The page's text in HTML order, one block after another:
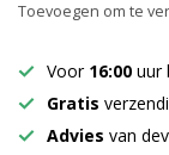
Toevoegen om te
Voor 16:00 uur
Gratis
Advies van